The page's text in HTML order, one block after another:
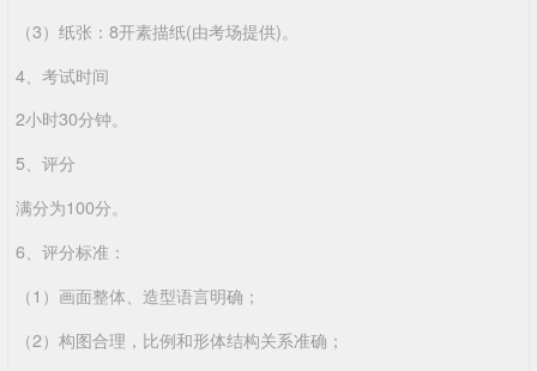
（3）纸张：8开素描纸(由考场提供)。
4、考试时间
2小时30分钟。
5、评分
满分为100分。
6、评分标准：
（1）画面整体、造型语言明确；
（2）构图合理，比例和形体结构关系准确；